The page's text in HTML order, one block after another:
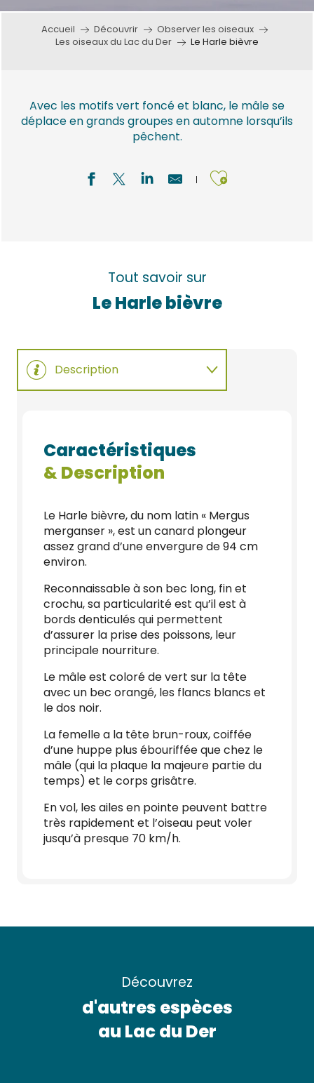
Accueil Découvrir
Observer les oiseaux
Les oiseaux du Lac du Der
Le Harle bièvre
Avec les motifs vert foncé et blanc, le mâle se
déplace en grands groupes en automne lorsqu’ils
pêchent.
Ajouter
Tout savoir sur
Le Harle bièvre
Description
Comportement
Cri / Voix
Caractéristiques
& Description
Le Harle bièvre, du nom latin « Mergus
merganser », est un canard plongeur
assez grand d’une envergure de 94 cm
environ.
Reconnaissable à son bec long, fin et
crochu, sa particularité est qu’il est à
bords denticulés qui permettent
d’assurer la prise des poissons, leur
principale nourriture.
Le mâle est coloré de vert sur la tête
avec un bec orangé, les flancs blancs et
le dos noir.
La femelle a la tête brun-roux, coiffée
d’une huppe plus ébouriffée que chez le
mâle (qui la plaque la majeure partie du
temps) et le corps grisâtre.
En vol, les ailes en pointe peuvent battre
très rapidement et l’oiseau peut voler
jusqu’à presque 70 km/h.
Découvrez
d'autres espèces
au Lac du Der